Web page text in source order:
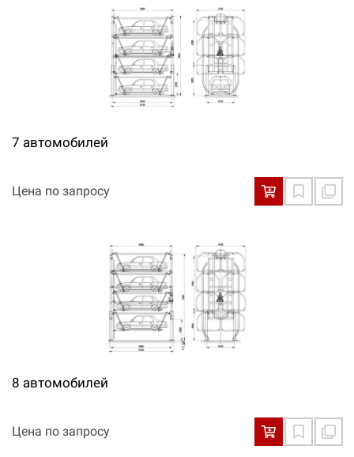
7 автомобилей
Цена по запросу
8 автомобилей
Цена по запросу